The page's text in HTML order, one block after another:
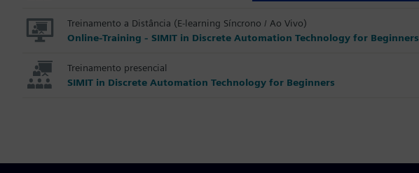
Treinamento a Distância (E-learning Síncrono / Ao Vivo)
Online-Training - SIMIT in Discrete Automation Technology for Beginners
Treinamento presencial
SIMIT in Discrete Automation Technology for Beginners